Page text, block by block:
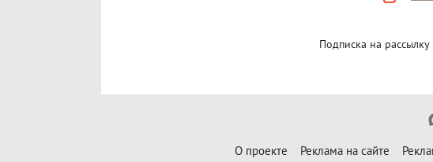
Подписка на рассылку
О проекте Реклама на сайте